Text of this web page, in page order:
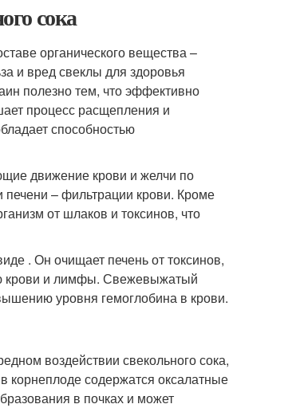
сока
органического вещества –
и вред свеклы для здоровья
полезно тем, что эффективно
процесс расщепления и
способностью
движение крови и желчи по
– фильтрации крови. Кроме
от шлаков и токсинов, что
. Он очищает печень от токсинов,
крови и лимфы. Свежевыжатый
уровня гемоглобина в крови.
воздействии свекольного сока,
корнеплоде содержатся оксалатные
в почках и может